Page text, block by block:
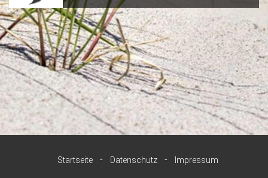
Startseite - Datenschutz - Impressum